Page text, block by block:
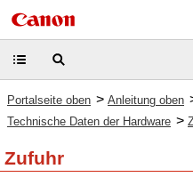
Portalseite oben > Anleitung oben
Technische Daten der Hardware >
Zufuhr